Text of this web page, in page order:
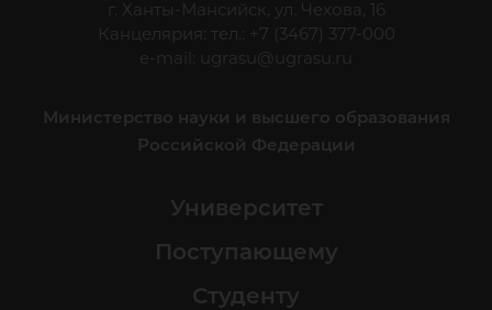
г. Ханты-Мансийск, ул. Чехова, 16
Канцелярия: тел.: +7 (3467) 377-000
e-mail:
ugrasu@ugrasu.ru
Министерство науки и высшего образования
Российской Федерации
Университет
Поступающему
Студенту